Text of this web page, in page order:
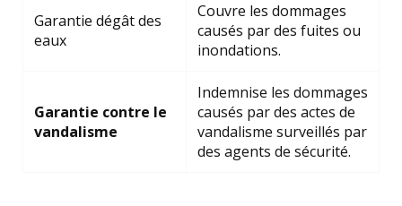
Garantie dégât des
eaux
Couvre les dommages
causés par des fuites ou
inondations.
Garantie contre le
vandalisme
Indemnise les dommages
causés par des actes de
vandalisme surveillés par
des agents de sécurité.